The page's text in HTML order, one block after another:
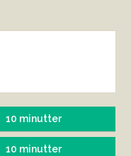
10 minutter
10 minutter